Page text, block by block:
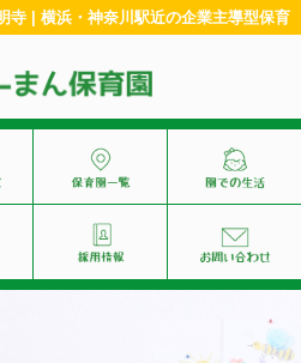
寺 | 横浜・神奈川駅近の企業主導型保育